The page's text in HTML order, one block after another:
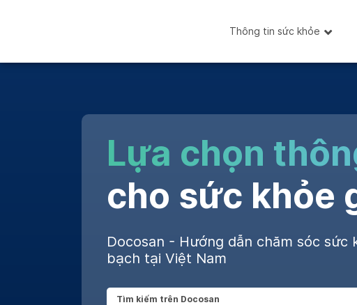
Thông tin sức khỏe
Lựa chọn
cho sức khỏe
Docosan - Hướng dẫn chăm sóc sức
bạch tại Việt Nam
Tìm kiếm trên Docosan